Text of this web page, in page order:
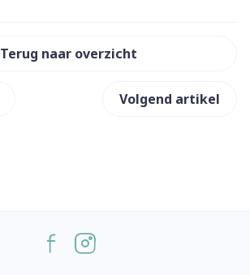
Terug naar overzicht
Volgend artikel